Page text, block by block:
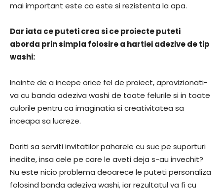
mai important este ca este si rezistenta la apa.
Dar iata ce puteti crea si ce proiecte puteti
aborda prin simpla folosire a hartiei adezive de tip
washi:
Inainte de a incepe orice fel de proiect, aprovizionati-
va cu banda adeziva washi de toate felurile si in toate
culorile pentru ca imaginatia si creativitatea sa
inceapa sa lucreze.
Doriti sa serviti invitatilor paharele cu suc pe suporturi
inedite, insa cele pe care le aveti deja s-au invechit?
Nu este nicio problema deoarece le puteti personaliza
folosind banda adeziva washi, iar rezultatul va fi cu